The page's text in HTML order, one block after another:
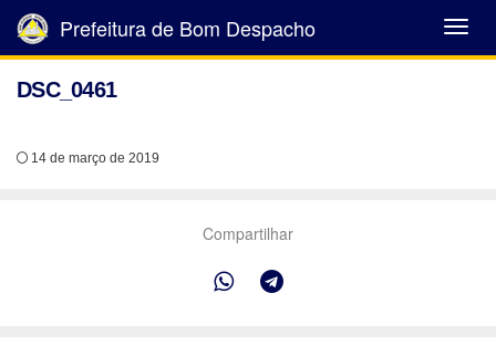
Abrir
Menu
Prefeitura de Bom Despacho
DSC_0461
14 de março de 2019
Compartilhar